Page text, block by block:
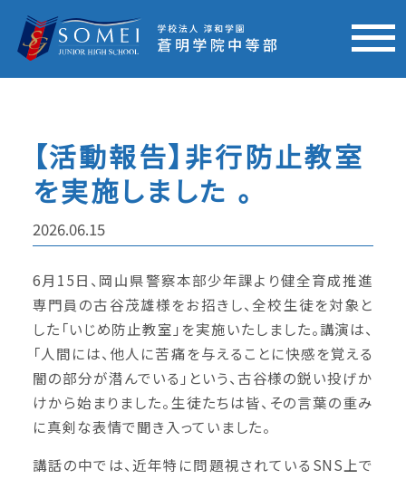
【活動報告】非行防止教室
を実施しました 。
2026.06.15
6月15日、岡山県警察本部少年課より健全育成推進
専門員の古谷茂雄様をお招きし、全校生徒を対象と
した「いじめ防止教室」を実施いたしました。講演は、
「人間には、他人に苦痛を与えることに快感を覚える
闇の部分が潜んでいる」という、古谷様の鋭い投げか
けから始まりました。生徒たちは皆、その言葉の重み
に真剣な表情で聞き入っていました。
講話の中では、近年特に問題視されているSNS上で